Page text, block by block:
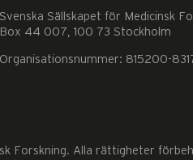
Svenska Sällskapet för Medicinsk
Box 44 007, 100 73 Stockholm
Organisationsnummer: 815200-
Forskning. Alla rättigheter